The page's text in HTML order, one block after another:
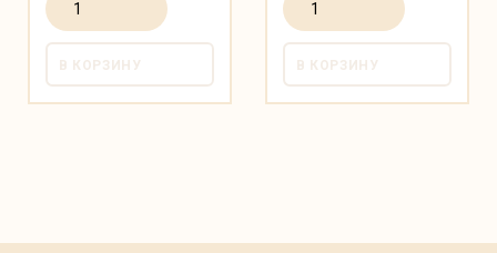
В КОРЗИНУ В КОРЗИНУ